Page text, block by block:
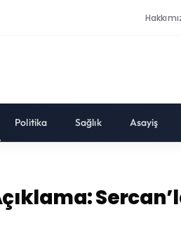
Politika Sağlık Asayiş